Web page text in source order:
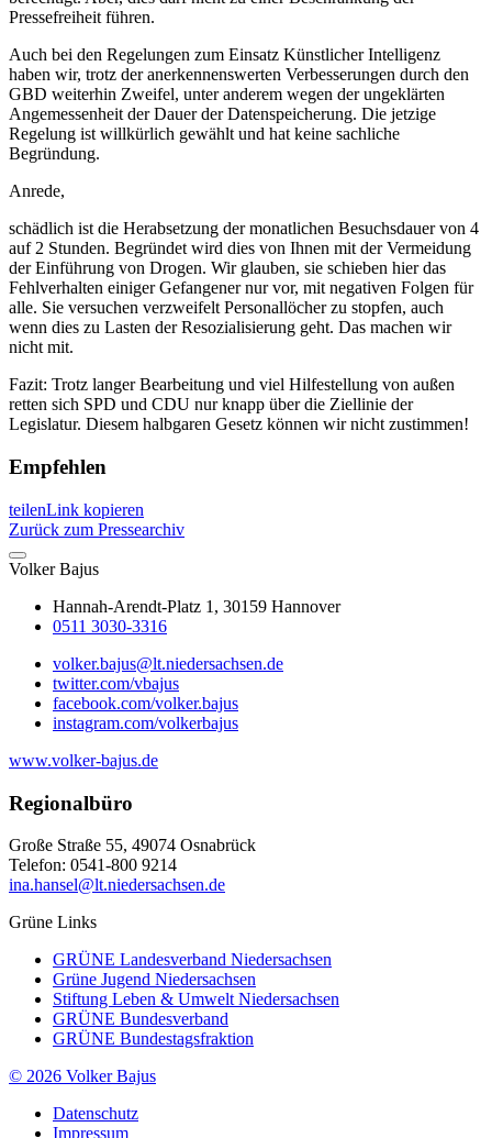
Pressefreiheit führen.
Auch bei den Regelungen zum Einsatz Künstlicher Intelligenz
haben wir, trotz der anerkennenswerten Verbesserungen durch den
GBD weiterhin Zweifel, unter anderem wegen der ungeklärten
Angemessenheit der Dauer der Datenspeicherung. Die jetzige
Regelung ist willkürlich gewählt und hat keine sachliche
Begründung.
Anrede,
schädlich ist die Herabsetzung der monatlichen Besuchsdauer von 4
auf 2 Stunden. Begründet wird dies von Ihnen mit der Vermeidung
der Einführung von Drogen. Wir glauben, sie schieben hier das
Fehlverhalten einiger Gefangener nur vor, mit negativen Folgen für
alle. Sie versuchen verzweifelt Personallöcher zu stopfen, auch
wenn dies zu Lasten der Resozialisierung geht. Das machen wir
nicht mit.
Fazit: Trotz langer Bearbeitung und viel Hilfestellung von außen
retten sich SPD und CDU nur knapp über die Ziellinie der
Legislatur. Diesem halbgaren Gesetz können wir nicht zustimmen!
Empfehlen
teilenLink kopieren
Zurück zum Pressearchiv
VolkerBajus
Hannah-Arendt-Platz 1, 30159 Hannover
0511 3030-3316
volker.bajus@lt.niedersachsen.de
twitter.com/vbajus
facebook.com/volker.bajus
instagram.com/volkerbajus
www.volker-bajus.de
Regionalbüro
Große Straße 55, 49074 Osnabrück
Telefon: 0541-800 9214
ina.hansel@lt.niedersachsen.de
Grüne Links
GRÜNE Landesverband Niedersachsen
Grüne Jugend Niedersachsen
Stiftung Leben & Umwelt Niedersachsen
GRÜNE Bundesverband
GRÜNE Bundestagsfraktion
© 2026 Volker Bajus
Datenschutz
Impressum